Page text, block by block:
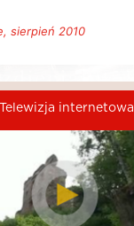
sierpień 2010
Telewizja internetowa